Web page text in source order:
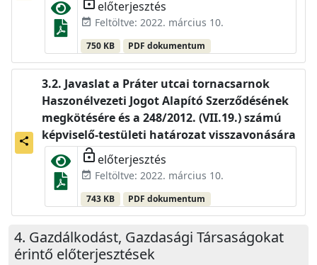
előterjesztés
event_available Feltöltve: 2022. március 10.
750 KB PDF dokumentum
share
Javaslat a Práter utcai tornacsarnok
Haszonélvezeti Jogot Alapító Szerződésének
megkötésére és a 248/2012. (VII.19.) számú
képviselő-testületi határozat visszavonására
lock_open előterjesztés
event_available Feltöltve: 2022. március 10.
743 KB PDF dokumentum
Gazdálkodást, Gazdasági Társaságokat
érintő előterjesztések